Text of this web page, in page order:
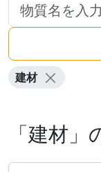
建材
「建材